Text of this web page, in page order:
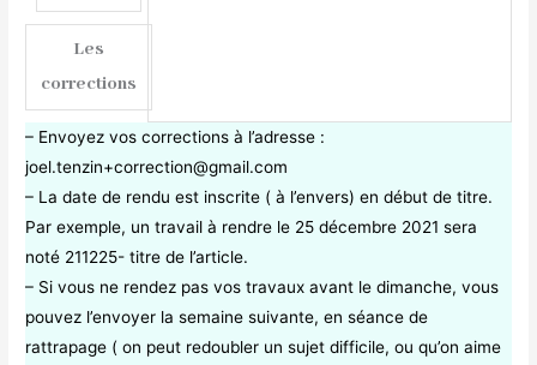
Les
corrections
– Envoyez vos corrections à l’adresse :
joel.tenzin+correction@gmail.com
– La date de rendu est inscrite ( à l’envers) en début de titre.
Par exemple, un travail à rendre le 25 décembre 2021 sera
noté 211225- titre de l’article.
– Si vous ne rendez pas vos travaux avant le dimanche, vous
pouvez l’envoyer la semaine suivante, en séance de
rattrapage ( on peut redoubler un sujet difficile, ou qu’on aime